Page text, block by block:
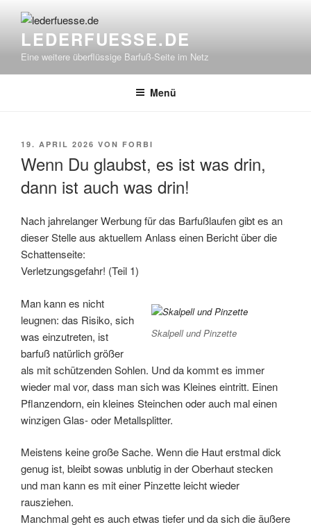
Inhalt
springenLEDERFUESSE.DE
Eine weitere überflüssige Barfuß-Seite im Netz
Menü
VERÖFFENTLICHT
19. APRIL 2026 VON FORBI
Wenn Du glaubst, es ist was drin,
dann ist auch was drin!
Nach jahrelanger Werbung für das Barfußlaufen gibt es an
dieser Stelle aus aktuellem Anlass einen Bericht über die
Schattenseite:
Verletzungsgefahr! (Teil 1)
Skalpell und Pinzette
Man kann es nicht
leugnen: das Risiko, sich
was einzutreten, ist
barfuß natürlich größer
als mit schützenden Sohlen. Und da kommt es immer
wieder mal vor, dass man sich was Kleines eintritt. Einen
Pflanzendorn, ein kleines Steinchen oder auch mal einen
winzigen Glas- oder Metallsplitter.
Meistens keine große Sache. Wenn die Haut erstmal dick
genug ist, bleibt sowas unblutig in der Oberhaut stecken
und man kann es mit einer Pinzette leicht wieder
rausziehen.
Manchmal geht es auch etwas tiefer und da sich die äußere